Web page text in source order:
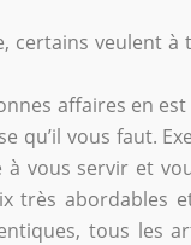
certains veulent
affaires en
qu’il vous faut.
vous servir et
très abordables
tous les